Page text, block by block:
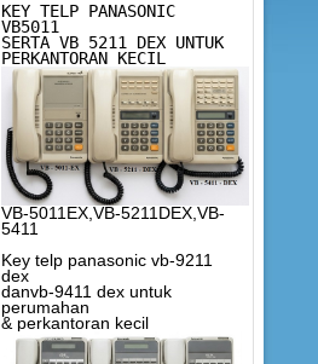
KEY TELP PANASONIC
VB5011
SERTA VB 5211 DEX UNTUK
PERKANTORAN KECIL
VB-5011EX,VB-5211DEX,VB-
5411
Key telp panasonic vb-9211
dex
danvb-9411 dex untuk
perumahan
& perkantoran kecil